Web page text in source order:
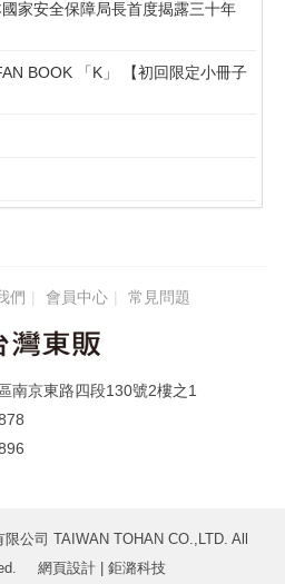
家安全保障局長首度揭露三十年
BOOK 「K」 【初回限定小冊子
們 會員中心 常見問題
南京東路四段130號2樓之1
公司 TAIWAN TOHAN CO.,LTD. All
網頁設計 | 鉅潞科技